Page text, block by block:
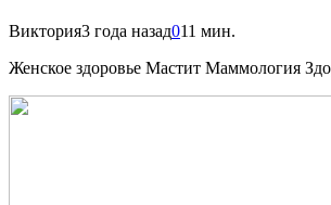
Виктория3 года назад011 мин.
Женское здоровье Мастит Маммология